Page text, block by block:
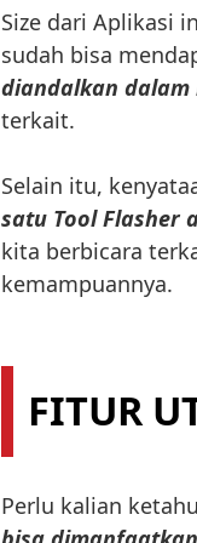
Size dari Aplikasi
sudah bisa
diandalkan dalam
terkait.
Selain itu,
satu Tool Flasher
kita berbicara
kemampuannya.
FITUR
Perlu kalian